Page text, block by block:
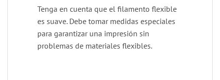
Tenga en cuenta que el filamento flexible
es suave. Debe tomar medidas especiales
para garantizar una impresión sin
problemas de materiales flexibles.